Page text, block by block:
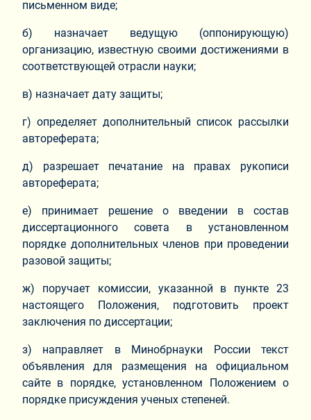
письменном виде;
б) назначает ведущую (оппонирующую)
организацию, известную своими достижениями в
соответствующей отрасли науки;
в) назначает дату защиты;
г) определяет дополнительный список рассылки
автореферата;
д) разрешает печатание на правах рукописи
автореферата;
е) принимает решение о введении в состав
диссертационного совета в установленном
порядке дополнительных членов при проведении
разовой защиты;
ж) поручает комиссии, указанной в пункте 23
настоящего Положения, подготовить проект
заключения по диссертации;
з) направляет в Минобрнауки России текст
объявления для размещения на официальном
сайте в порядке, установленном Положением о
порядке присуждения ученых степеней.